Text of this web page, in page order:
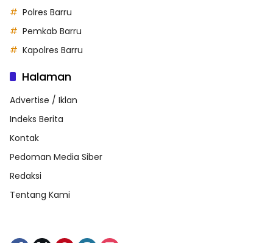
Polres Barru
Pemkab Barru
Kapolres Barru
Halaman
Advertise / Iklan
Indeks Berita
Kontak
Pedoman Media Siber
Redaksi
Tentang Kami